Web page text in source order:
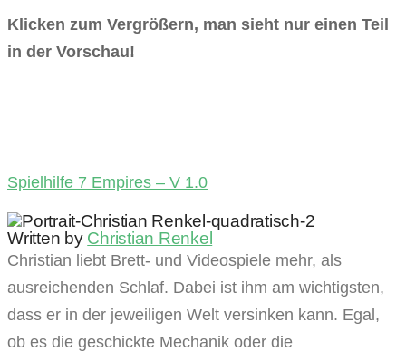
Klicken zum Vergrößern, man sieht nur einen Teil
in der Vorschau!
Spielhilfe 7 Empires – V 1.0
Written by Christian Renkel
Christian liebt Brett- und Videospiele mehr, als
ausreichenden Schlaf. Dabei ist ihm am wichtigsten,
dass er in der jeweiligen Welt versinken kann. Egal,
ob es die geschickte Mechanik oder die